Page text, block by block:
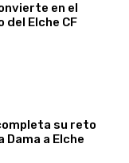
en el
Elche CF
su reto
Dama a Elche